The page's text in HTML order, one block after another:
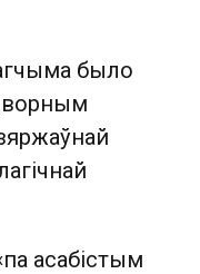
было
асабістым